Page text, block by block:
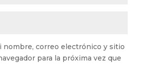
nombre, correo electrónico y sitio
para la próxima vez que